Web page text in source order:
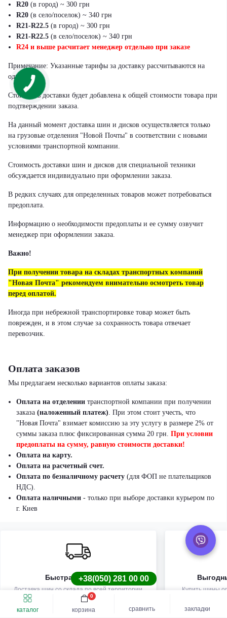
каталог сравнить закладки
корзина
0
Быстрый заказ
R20 (в город) ~ 300 грн
R20 (в село/поселок) ~ 340 грн
R21-R22.5 (в город) ~ 300 грн
R21-R22.5 (в село/поселок) ~ 340 грн
R24 и выше расчитает менеджер отдельно при заказе
Примечание: Указанные тарифы за доставку рассчитываются на
одну шину.
Стоимость доставки будет добавлена к общей стоимости товара при
подтверждении заказа.
На данный момент доставка шин и дисков осуществляется только
на грузовые отделения "Новой Почты" в соответствии с новыми
условиями транспортной компании.
Стоимость доставки шин и дисков для специальной техники
обсуждается индивидуально при оформлении заказа.
В редких случаях для определенных товаров может потребоваться
предоплата.
Информацию о необходимости предоплаты и ее сумму озвучит
менеджер при оформлении заказа.
Важно!
При получении товара на складах транспортных компаний
"Новая Почта" рекомендуем внимательно осмотреть товар
перед оплатой.
Иногда при небрежной транспортировке товар может быть
поврежден, и в этом случае за сохранность товара отвечает
перевозчик.
Оплата заказов
Мы предлагаем несколько вариантов оплаты заказа:
Оплата на отделении транспортной компании при получении
заказа (наложенный платеж). При этом стоит учесть, что
"Новая Почта" взимает комиссию за эту услугу в размере 2% от
суммы заказа плюс фиксированная сумма 20 грн. При условии
предоплаты на сумму, равную стоимости доставки!
Оплата на карту.
Оплата на расчетный счет.
Оплата по безналичному расчету (для ФОП не плательщиков
НДС).
Оплата наличными - только при выборе доставки курьером по
г. Киев
Быстрая доставка
Доставка шин со склада по всей территории
Украины.
Купить шины
+38(050) 281 00 00